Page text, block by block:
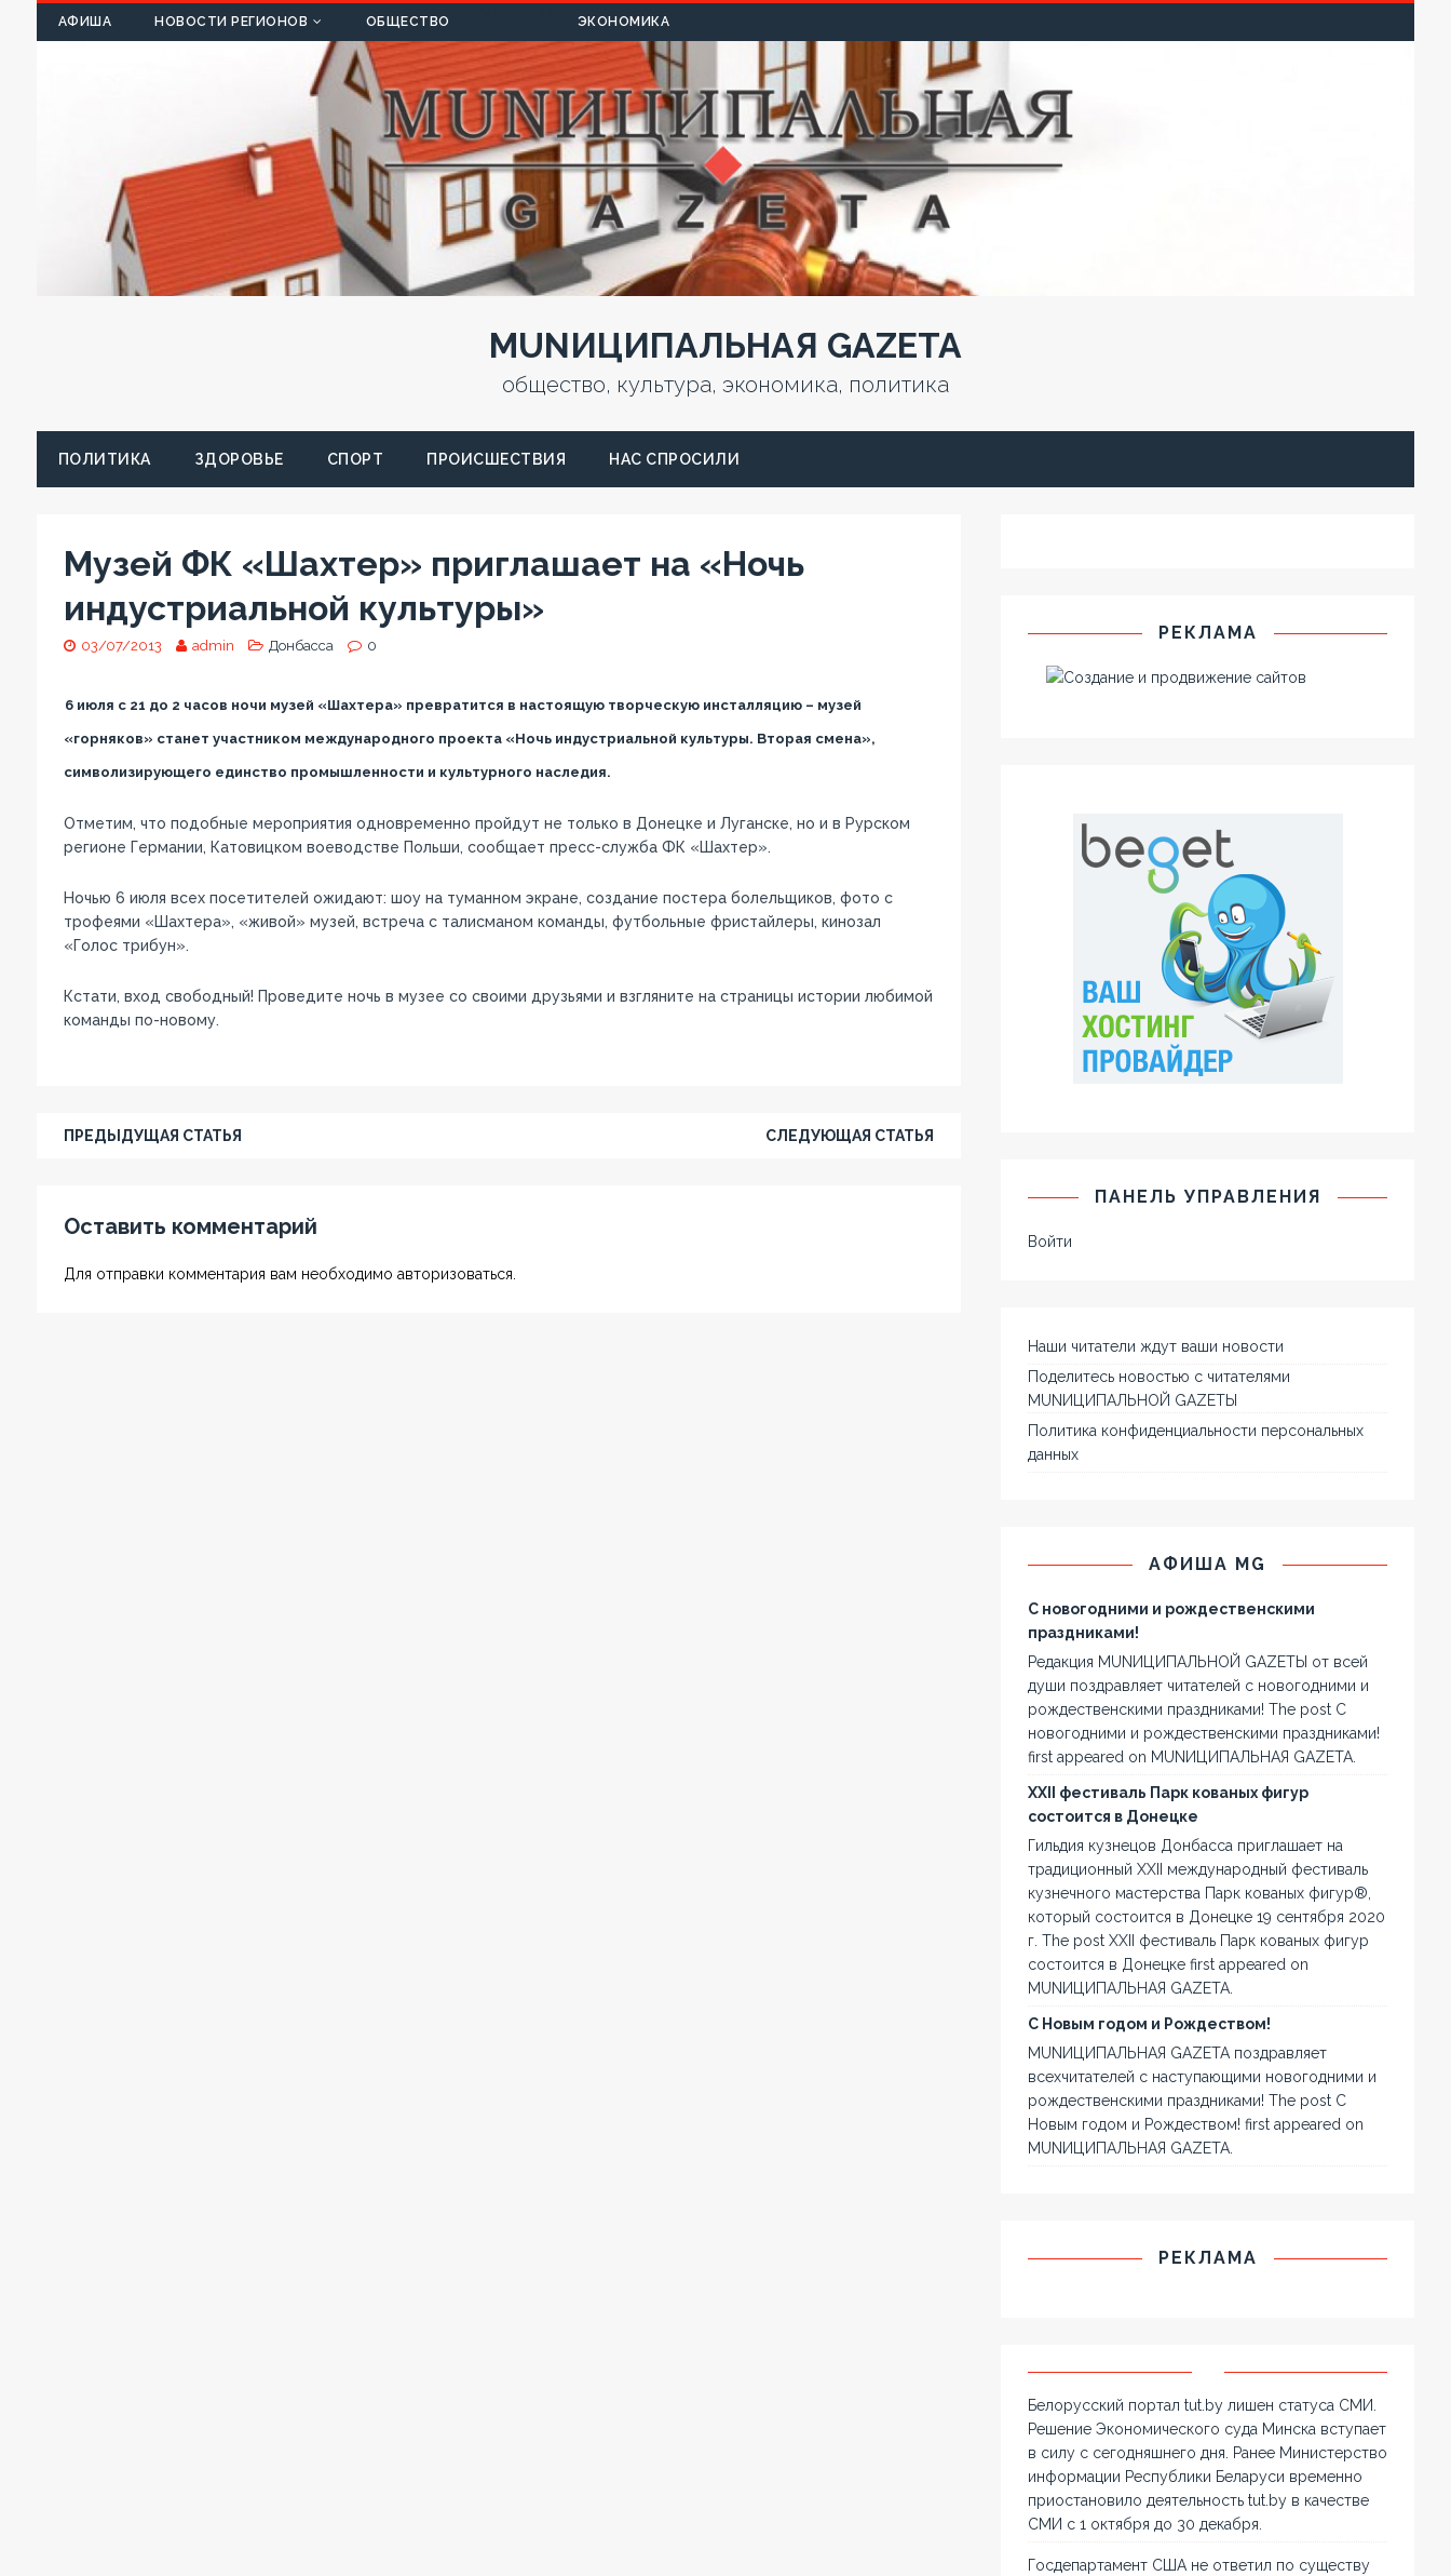
АФИША НОВОСТИ РЕГИОНОВ ОБЩЕСТВО ЭКОНОМИКА
MUNИЦИПАЛЬНАЯ GAZЕТА
общество, культура, экономика, политика
ПОЛИТИКА ЗДОРОВЬЕ СПОРТ ПРОИСШЕСТВИЯ НАС СПРОСИЛИ
Музей ФК «Шахтер» приглашает на «Ночь
индустриальной культуры»
03/07/2013 admin Донбасса 0
6 июля с 21 до 2 часов ночи музей «Шахтера» превратится в настоящую творческую инсталляцию – музей
«горняков» станет участником международного проекта «Ночь индустриальной культуры. Вторая смена»,
символизирующего единство промышленности и культурного наследия.
Отметим, что подобные мероприятия одновременно пройдут не только в Донецке и Луганске, но и в Рурском
регионе Германии, Катовицком воеводстве Польши, сообщает пресс-служба ФК «Шахтер».
Ночью 6 июля всех посетителей ожидают: шоу на туманном экране, создание постера болельщиков, фото с
трофеями «Шахтера», «живой» музей, встреча с талисманом команды, футбольные фристайлеры, кинозал
«Голос трибун».
Кстати, вход свободный! Проведите ночь в музее со своими друзьями и взгляните на страницы истории любимой
команды по-новому.
ПРЕДЫДУЩАЯ СТАТЬЯ СЛЕДУЮЩАЯ СТАТЬЯ
Оставить комментарий
Для отправки комментария вам необходимо авторизоваться.
РЕКЛАМА
ПАНЕЛЬ УПРАВЛЕНИЯ
Войти
Наши читатели ждут ваши новости
Поделитесь новостью с читателями
MUNИЦИПАЛЬНОЙ GAZЕТЫ
Политика конфиденциальности персональных
данных
АФИША MG
С новогодними и рождественскими
праздниками!
Редакция MUNИЦИПАЛЬНОЙ GAZЕТЫ от всей
души поздравляет читателей с новогодними и
рождественскими праздниками! The post С
новогодними и рождественскими праздниками!
first appeared on MUNИЦИПАЛЬНАЯ GAZЕТА.
XXII фестиваль Парк кованых фигур
состоится в Донецке
Гильдия кузнецов Донбасса приглашает на
традиционный XXII международный фестиваль
кузнечного мастерства Парк кованых фигур®,
который состоится в Донецке 19 сентября 2020
г. The post XXII фестиваль Парк кованых фигур
состоится в Донецке first appeared on
MUNИЦИПАЛЬНАЯ GAZЕТА.
С Новым годом и Рождеством!
MUNИЦИПАЛЬНАЯ GAZЕТА поздравляет
всехчитателей с наступающими новогодними и
рождественскими праздниками! The post С
Новым годом и Рождеством! first appeared on
MUNИЦИПАЛЬНАЯ GAZЕТА.
РЕКЛАМА
Белорусский портал tut.by лишен статуса СМИ.
Решение Экономического суда Минска вступает
в силу с сегодняшнего дня. Ранее Министерство
информации Республики Беларуси временно
приостановило деятельность tut.by в качестве
СМИ с 1 октября до 30 декабря.
Госдепартамент США не ответил по существу